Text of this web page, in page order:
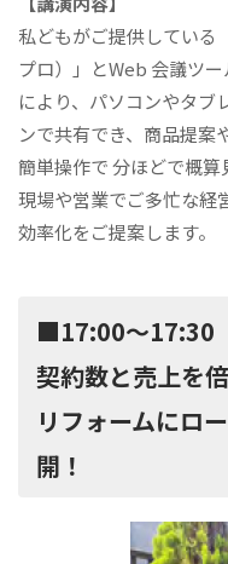
私どもがご提供している
プロ）」とWeb 会議ツ
により、パソコンやタブ
ンで共有でき、商品提案
簡単操作で 分ほどで概算
現場や営業でご多忙な経
効率化をご提案します。
■17:00〜17:30
契約数と売上を
リフォームにロ
開！